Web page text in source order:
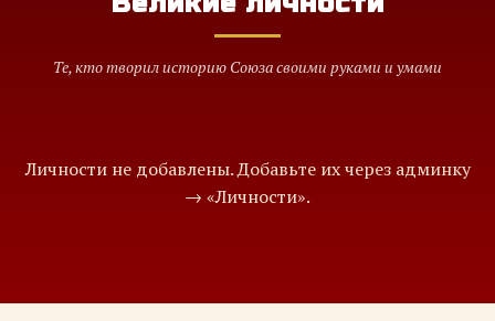
Те, кто творил историю Союза своими руками и умами
Личности не добавлены. Добавьте их через админку
→ «Личности».